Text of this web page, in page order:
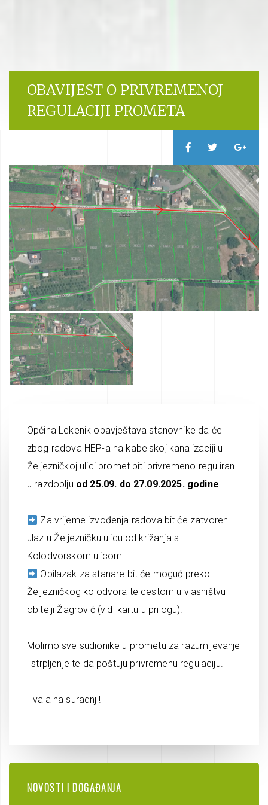
OBAVIJEST O PRIVREMENOJ
REGULACIJI PROMETA
Općina Lekenik obavještava stanovnike da će
zbog radova HEP-a na kabelskoj kanalizaciji u
Željezničkoj ulici promet biti privremeno reguliran
u razdoblju od 25.09. do 27.09.2025. godine.
Za vrijeme izvođenja radova bit će zatvoren
ulaz u Željezničku ulicu od križanja s
Kolodvorskom ulicom.
Obilazak za stanare bit će moguć preko
Željezničkog kolodvora te cestom u vlasništvu
obitelji Žagrović (vidi kartu u prilogu).
Molimo sve sudionike u prometu za razumijevanje
i strpljenje te da poštuju privremenu regulaciju.
Hvala na suradnji!
NOVOSTI I DOGAĐANJA